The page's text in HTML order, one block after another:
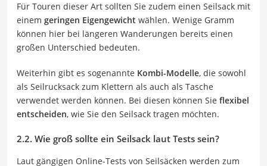
Für Touren dieser Art sollten Sie zudem einen Seilsack mit
einem geringen Eigengewicht wählen. Wenige Gramm
können hier bei längeren Wanderungen bereits einen
großen Unterschied bedeuten.
Weiterhin gibt es sogenannte Kombi-Modelle, die sowohl
als Seilrucksack zum Klettern als auch als Tasche
verwendet werden können. Bei diesen können Sie flexibel
entscheiden, wie Sie den Seilsack tragen möchten.
2.2. Wie groß sollte ein Seilsack laut Tests sein?
Laut gängigen Online-Tests von Seilsäcken werden zum